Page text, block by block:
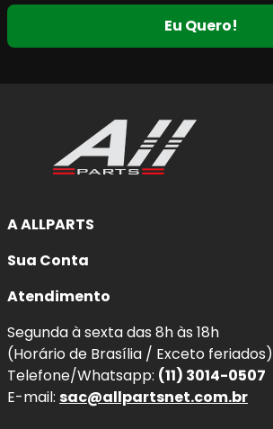
Eu Quero!
A ALLPARTS
Sua Conta
Atendimento
Segunda à sexta das 8h às 18h
(Horário de Brasília / Exceto feriados)
Telefone/Whatsapp: (11) 3014-0507
E-mail: sac@allpartsnet.com.br